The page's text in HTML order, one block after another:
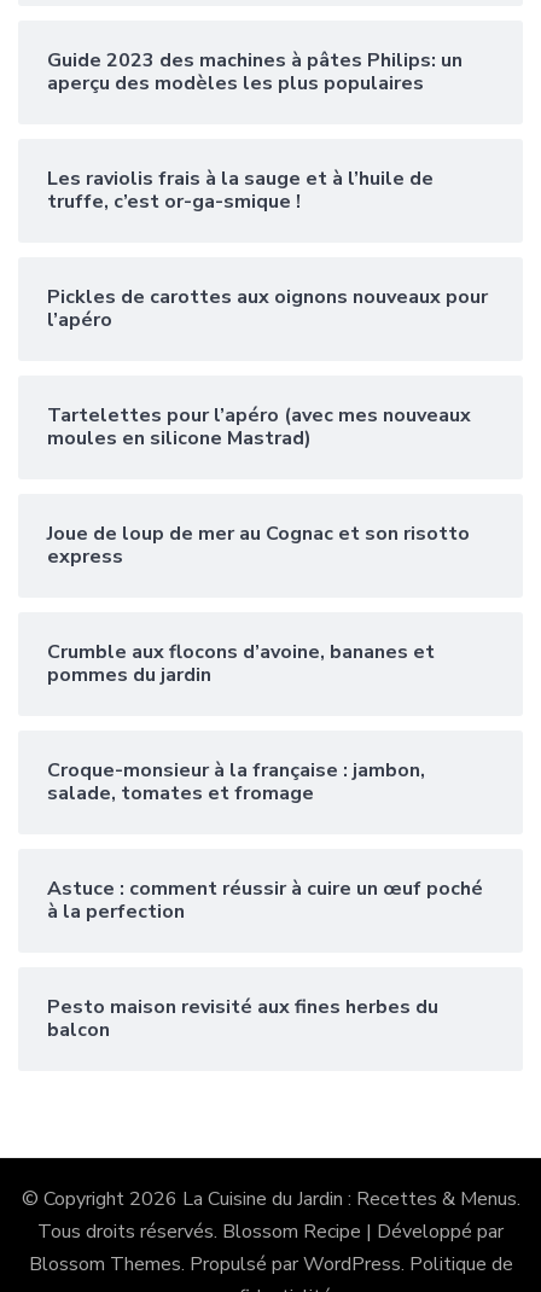
Guide 2023 des machines à pâtes Philips: un
aperçu des modèles les plus populaires
Les raviolis frais à la sauge et à l’huile de
truffe, c’est or-ga-smique !
Pickles de carottes aux oignons nouveaux pour
l’apéro
Tartelettes pour l’apéro (avec mes nouveaux
moules en silicone Mastrad)
Joue de loup de mer au Cognac et son risotto
express
Crumble aux flocons d’avoine, bananes et
pommes du jardin
Croque-monsieur à la française : jambon,
salade, tomates et fromage
Astuce : comment réussir à cuire un œuf poché
à la perfection
Pesto maison revisité aux fines herbes du
balcon
© Copyright 2026 La Cuisine du Jardin : Recettes & Menus.
Tous droits réservés. Blossom Recipe | Développé par
Blossom Themes. Propulsé parWordPress. Politique de